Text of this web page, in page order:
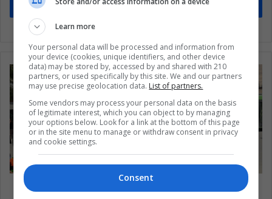
Suscríbete
El trágico significado de los buses verdes en
Learn more
Your personal data will be processed and information from
your device (cookies, unique identifiers, and other device
data) may be stored by, accessed by and shared with 210
partners, or used specifically by this site. We and our partners
may use precise geolocation data. List of partners.
Some vendors may process your personal data on the basis
of legitimate interest, which you can object to by managing
your options below. Look for a link at the bottom of this page
or in the site menu to manage or withdraw consent in privacy
and cookie settings.
Consent